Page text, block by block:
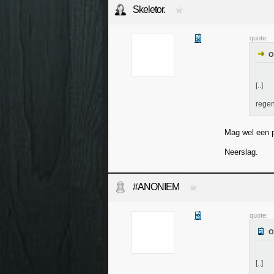
Skeletor.
quote:
[..]
Mag wel een
Neerslag.
#ANONIEM
quote:
[..]